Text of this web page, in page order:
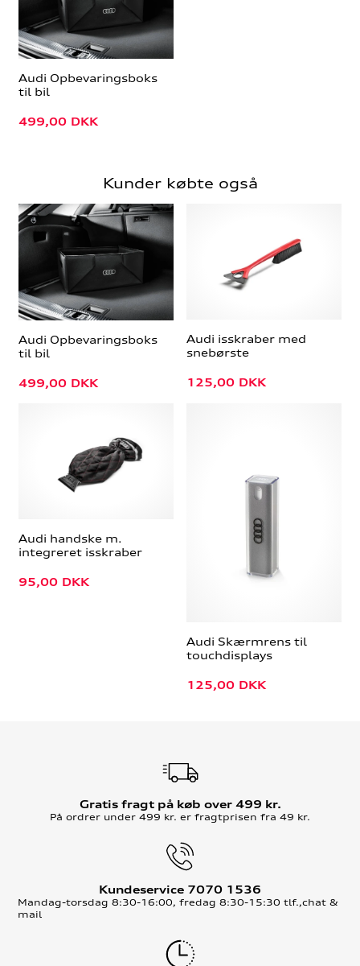
Audi Opbevaringsboks
til bil
499,00 DKK
Kunder købte også
Audi Opbevaringsboks
til bil
499,00 DKK
Audi isskraber med
snebørste
125,00 DKK
Audi handske m.
integreret isskraber
95,00 DKK
Audi Skærmrens til
touchdisplays
125,00 DKK
Gratis fragt på køb over 499 kr.
På ordrer under 499 kr. er fragtprisen fra 49 kr.
Kundeservice 7070 1536
Mandag-torsdag 8:30-16:00, fredag 8:30-15:30 tlf.,chat &
mail